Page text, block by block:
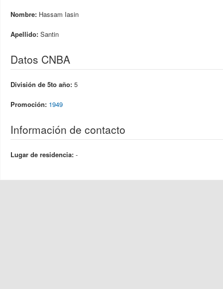
Nombre: Hassam Iasin
Apellido: Santin
Datos CNBA
División de 5to año: 5
Promoción: 1949
Información de contacto
Lugar de residencia: -